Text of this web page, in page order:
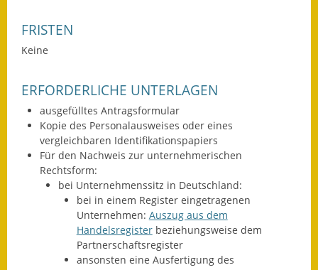
Wasserversorgung
Mitarbeiter
Notruftafel
Ortsrecht
FRISTEN
Keine
ERFORDERLICHE UNTERLAGEN
ausgefülltes Antragsformular
Kopie des Personalausweises oder eines
vergleichbaren Identifikationspapiers
Für den Nachweis zur unternehmerischen
Rechtsform:
bei Unternehmenssitz in Deutschland:
bei in einem Register eingetragenen
Unternehmen: Auszug aus dem
Handelsregisterbeziehungsweise dem
Partnerschaftsregister
ansonsten eine Ausfertigung des